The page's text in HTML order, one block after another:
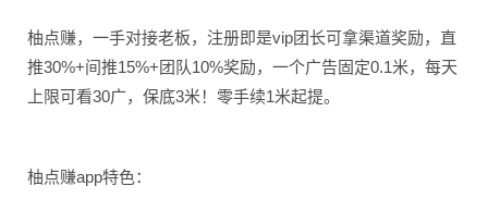
柚点赚，一手对接老板，注册即是vip团长可拿渠道奖励，直
推30%+间推15%+团队10%奖励，一个广告固定0.1米，每天
上限可看30广，保底3米！零手续1米起提。
柚点赚app特色：